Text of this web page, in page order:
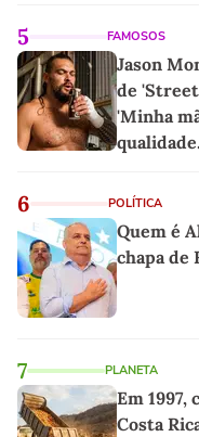
5 FAMOSOS
Jason
de
'Minha
6 POLÍTICA
Quem é
chapa de
7 PLANETA
Em
Costa